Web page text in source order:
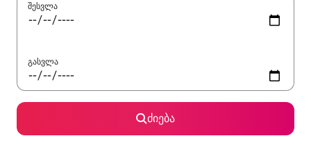
შესვლა
გასვლა
ძიება